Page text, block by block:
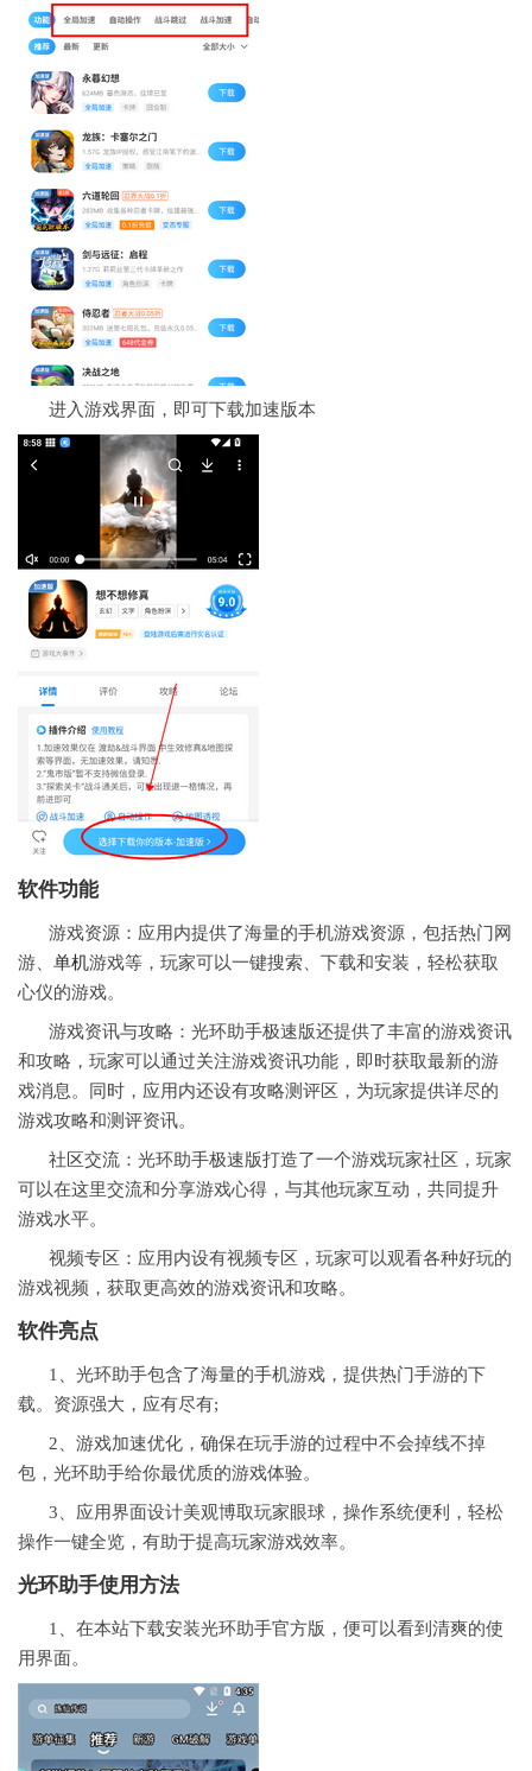
进入游戏界面，即可下载加速版本
软件功能
游戏资源：应用内提供了海量的手机游戏资源，包括热门网
游、 单机游戏等，玩家可以一键搜索、下载和安装，轻松获取
心仪的游戏。
游戏资讯与攻略：光环助手极速版还提供了丰富的游戏资讯
和攻略，玩家可以通过关注游戏资讯功能，即时获取最新的游
戏消息。同时，应用内还设有攻略测评区，为玩家提供详尽的
游戏攻略和测评资讯。
社区交流：光环助手极速版打造了一个游戏玩家社区，玩家
可以在这里交流和分享游戏心得，与其他玩家互动，共同提升
游戏水平。
视频专区：应用内设有视频专区，玩家可以观看各种好玩的
游戏视频，获取更高效的游戏资讯和攻略。
软件亮点
1、光环助手包含了海量的手机游戏，提供热门手游的下
载。资源强大，应有尽有;
2、游戏加速优化，确保在玩手游的过程中不会掉线不掉
包，光环助手给你最优质的游戏体验。
3、应用界面设计美观博取玩家眼球，操作系统便利，轻松
操作一键全览，有助于提高玩家游戏效率。
光环助手使用方法
1、在本站下载安装光环助手官方版，便可以看到清爽的使
用界面。